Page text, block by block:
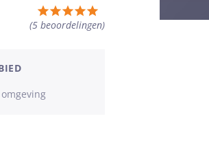
(5 beoordelingen)
Totale
waardering: